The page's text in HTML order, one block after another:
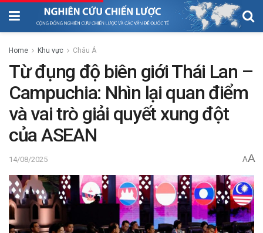
Home Khu vực Châu Á
Từ đụng độ biên giới Thái Lan –
Campuchia: Nhìn lại quan điểm
và vai trò giải quyết xung đột
của ASEAN
14/08/2025 AA